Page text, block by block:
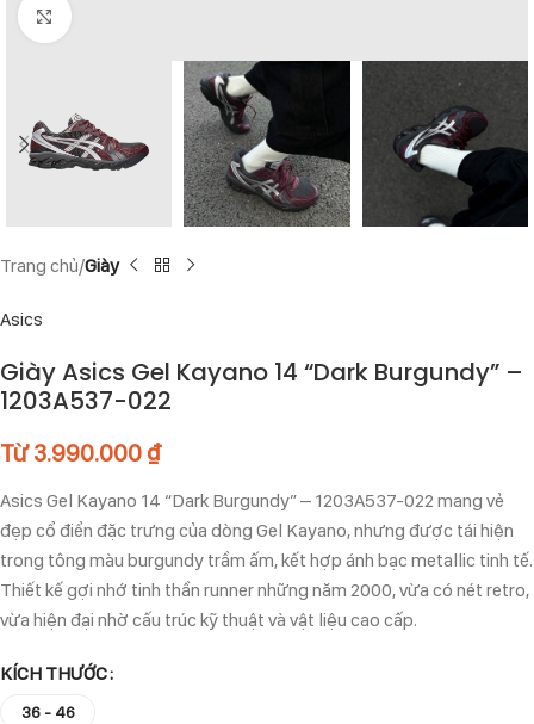
Click to enlarge
Trang chủ Giày
Asics
Giày Asics Gel Kayano 14 “Dark Burgundy” –
1203A537-022
Từ3.990.000 ₫
Asics Gel Kayano 14 “Dark Burgundy” – 1203A537-022 mang vẻ
đẹp cổ điển đặc trưng của dòng Gel Kayano, nhưng được tái hiện
trong tông màu burgundy trầm ấm, kết hợp ánh bạc metallic tinh tế.
Thiết kế gợi nhớ tinh thần runner những năm 2000, vừa có nét retro,
vừa hiện đại nhờ cấu trúc kỹ thuật và vật liệu cao cấp.
KÍCH THƯỚC
36 - 46